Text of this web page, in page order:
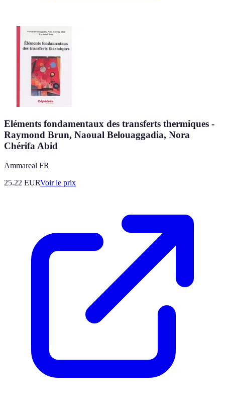
Eléments fondamentaux des transferts thermiques -
Raymond Brun, Naoual Belouaggadia, Nora
Chérifa Abid
Ammareal FR
25.22 EURVoir le prix